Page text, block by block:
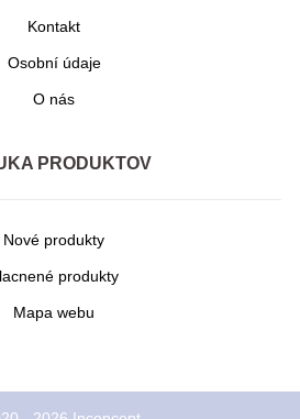
Kontakt
Osobní údaje
O nás
PRODUKTOV
Nové produkty
produkty
Mapa webu